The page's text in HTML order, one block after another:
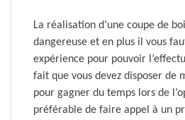
La réalisation d’une coupe de
dangereuse et en plus il vous
expérience pour pouvoir
fait que vous devez disposer de
pour gagner du temps lors de
préférable de faire appel à un